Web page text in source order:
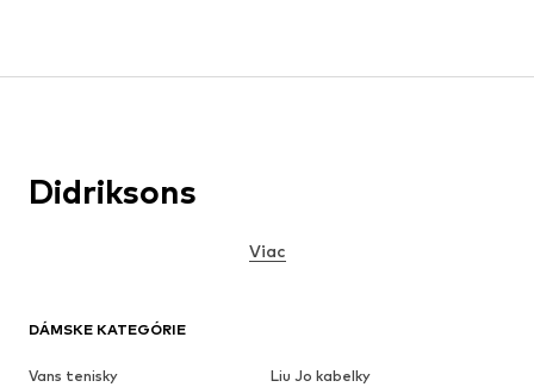
DÁMSKE KATEGÓRIE
Vans tenisky
Liu Jo kabelky
Didriksons
Viac